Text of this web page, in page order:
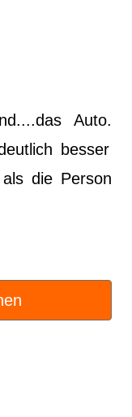
das Auto.
besser
die Person